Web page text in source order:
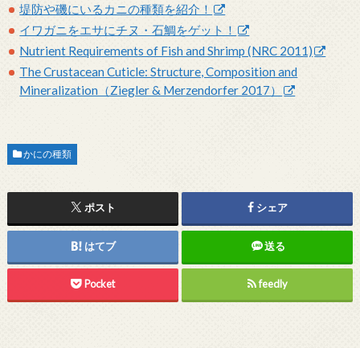
堤防や磯にいるカニの種類を紹介！
イワガニをエサにチヌ・石鯛をゲット！
Nutrient Requirements of Fish and Shrimp (NRC 2011)
The Crustacean Cuticle: Structure, Composition and
Mineralization（Ziegler & Merzendorfer 2017）
かにの種類
ポスト シェア
はてブ 送る
Pocket feedly